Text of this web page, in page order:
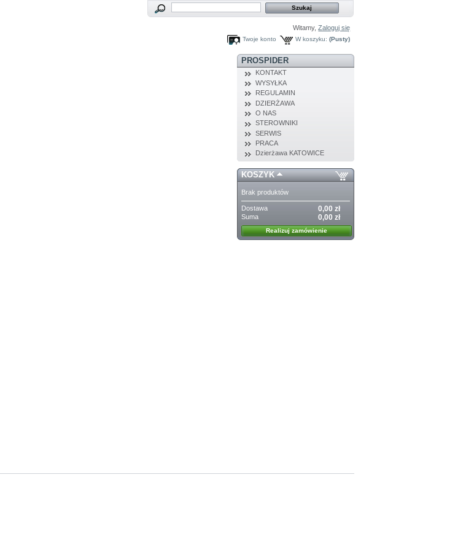
Witamy,Zaloguj się
W koszyku: (Pusty)
Twoje konto
PROSPIDER
KONTAKT
WYSYŁKA
REGULAMIN
DZIERŻAWA
O NAS
STEROWNIKI
SERWIS
PRACA
Dzierżawa KATOWICE
KOSZYK
Brak produktów
Dostawa 0,00 zł
Suma 0,00 zł
Realizuj zamówienie